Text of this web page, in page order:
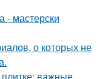
- мастерски
о которых не